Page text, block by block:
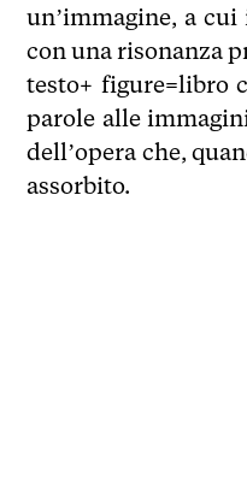
un’immagine, a
con una risonanza
testo+ figure=libro
parole alle
dell’opera che,
assorbito.